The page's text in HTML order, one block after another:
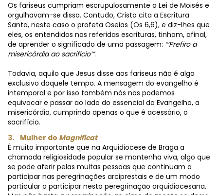
Os fariseus cumpriam escrupulosamente a Lei de Moisés e
orgulhavam-se disso. Contudo, Cristo cita a Escritura
Santa, neste caso o profeta Oseias (Os 6,6), e diz-lhes que
eles, os entendidos nas referidas escrituras, tinham, afinal,
de aprender o significado de uma passagem: “‘Prefiro a
misericórdia ao sacrifício’”.
Todavia, aquilo que Jesus disse aos fariseus não é algo
exclusivo daquele tempo. A mensagem do evangelho é
intemporal e por isso também nós nos podemos
equivocar e passar ao lado do essencial do Evangelho, a
misericórdia, cumprindo apenas o que é acessório, o
sacrifício.
3. Mulher do Magnificat
É muito importante que na Arquidiocese de Braga a
chamada religiosidade popular se mantenha viva, algo que
se pode aferir pelas muitas pessoas que continuam a
participar nas peregrinações arciprestais e de um modo
particular a participar nesta peregrinação arquidiocesana.